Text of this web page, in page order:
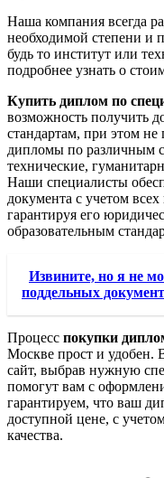
Наша компания всегда
необходимой степени
будь то институт или
подробнее узнать о
Купить диплом по
возможность получить
стандартам, при этом
дипломы по различным
технические,
Наши специалисты
документа с учетом
гарантируя его
образовательным
Извините, но я не
поддельных
Процесс покупки
Москве прост и удобен.
сайт, выбрав нужную
помогут вам с
гарантируем, что ваш
доступной цене, с
качества.